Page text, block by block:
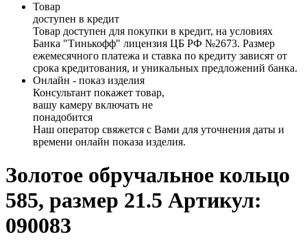
Товар
доступен в кредит
Товар доступен для покупки в кредит, на условиях
Банка "Тинькофф" лицензия ЦБ РФ №2673. Размер
ежемесячного платежа и ставка по кредиту зависят от
срока кредитования, и уникальных предложений банка.
Онлайн - показ изделия
Консультант покажет товар,
вашу камеру включать не
понадобится
Наш оператор свяжется с Вами для уточнения даты и
времени онлайн показа изделия.
Золотое обручальное кольцо
585, размер 21.5 Артикул:
090083